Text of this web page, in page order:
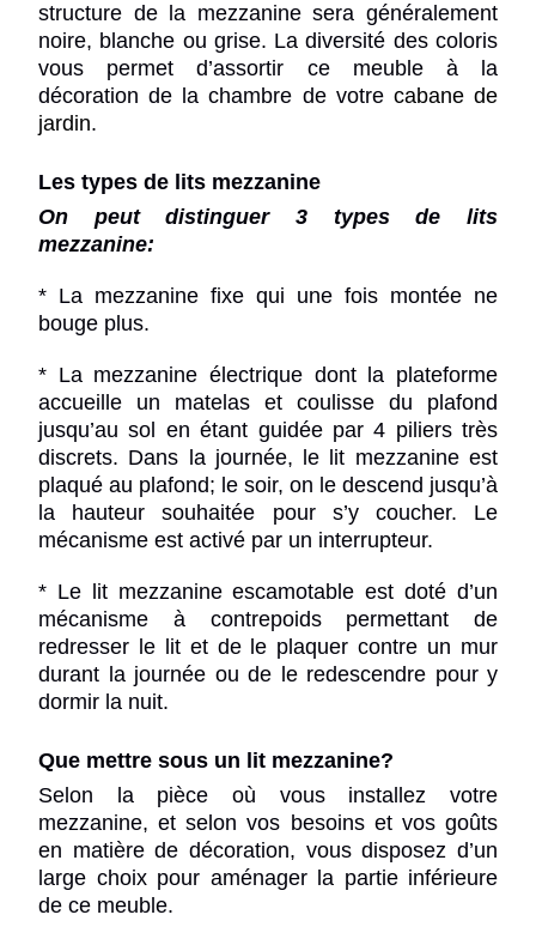
structure de la mezzanine sera généralement
noire, blanche ou grise. La diversité des coloris
vous permet d’assortir ce meuble à la
décoration de la chambre de votre cabane de
jardin.
Les types de lits mezzanine
On peut distinguer 3 types de lits
mezzanine:
* La mezzanine fixe qui une fois montée ne
bouge plus.
* La mezzanine électrique dont la plateforme
accueille un matelas et coulisse du plafond
jusqu’au sol en étant guidée par 4 piliers très
discrets. Dans la journée, le lit mezzanine est
plaqué au plafond; le soir, on le descend jusqu’à
la hauteur souhaitée pour s’y coucher. Le
mécanisme est activé par un interrupteur.
* Le lit mezzanine escamotable est doté d’un
mécanisme à contrepoids permettant de
redresser le lit et de le plaquer contre un mur
durant la journée ou de le redescendre pour y
dormir la nuit.
Que mettre sous un lit mezzanine?
Selon la pièce où vous installez votre
mezzanine, et selon vos besoins et vos goûts
en matière de décoration, vous disposez d’un
large choix pour aménager la partie inférieure
de ce meuble.